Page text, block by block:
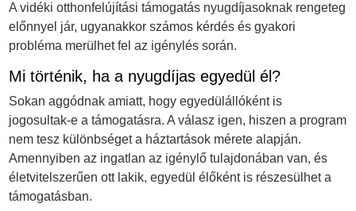
A vidéki otthonfelújítási támogatás nyugdíjasoknak rengeteg
előnnyel jár, ugyanakkor számos kérdés és gyakori
probléma merülhet fel az igénylés során.
Mi történik, ha a nyugdíjas egyedül él?
Sokan aggódnak amiatt, hogy egyedülállóként is
jogosultak-e a támogatásra. A válasz igen, hiszen a program
nem tesz különbséget a háztartások mérete alapján.
Amennyiben az ingatlan az igénylő tulajdonában van, és
életvitelszerűen ott lakik, egyedül élőként is részesülhet a
támogatásban.